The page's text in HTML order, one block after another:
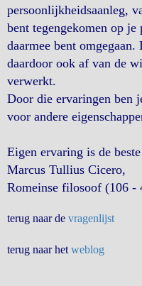
persoonlijkheidsaanleg,
bent tegengekomen op
daarmee bent omgegaan.
daardoor ook af van de
verwerkt.
Door die ervaringen ben
voor andere
Eigen ervaring is de
Marcus Tullius Cicero,
Romeinse filosoof (106 -
terug naar de vragenlijst
terug naar het weblog